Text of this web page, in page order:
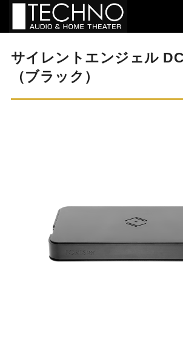
サイレントエンジェル
（ブラック）